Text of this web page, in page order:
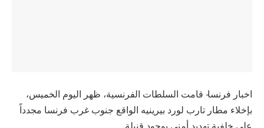
اخبار فرنسا- قامت السلطات الفرنسية، ظهر اليوم الخميس،
بإخلاء مطار تارب لورد بيرينيه الواقع جنوب غرب فرنسا مجدداً